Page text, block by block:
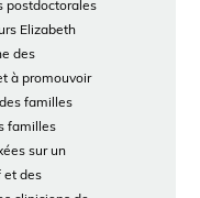
postdoctorales
Elizabeth
des
à promouvoir
familles
familles
sur un
et des